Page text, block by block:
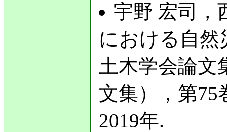
宇野 宏司，
における自然
土木学会論文
文集），第75
2019年.